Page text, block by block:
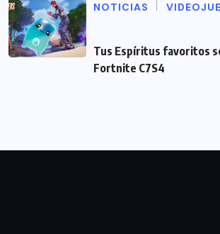
NOTICIAS
Tus Espíritus favoritos
Fortnite C7S4